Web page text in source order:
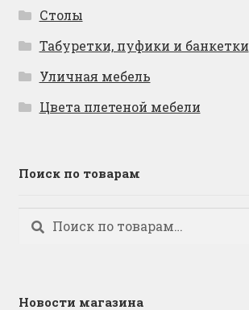
Столы
Табуретки, пуфики и банкетки
Уличная мебель
Цвета плетеной мебели
Поиск по товарам
Искать:
Поиск
Новости магазина